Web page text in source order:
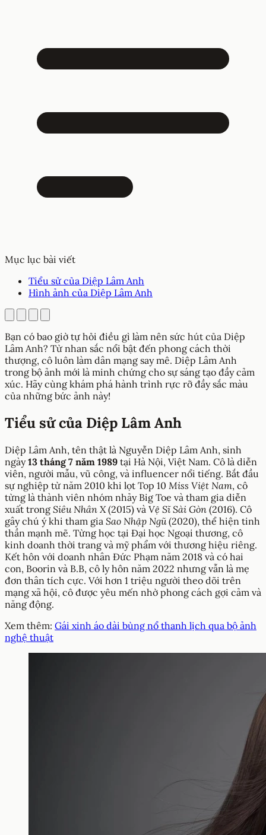
Mục lục bài viết
Tiểu sử của Diệp Lâm Anh
Hình ảnh của Diệp Lâm Anh
Bạn có bao giờ tự hỏi điều gì làm nên sức hút của Diệp
Lâm Anh? Từ nhan sắc nổi bật đến phong cách thời
thượng, cô luôn làm dân mạng say mê. Diệp Lâm Anh
trong bộ ảnh mới là minh chứng cho sự sáng tạo đầy cảm
xúc. Hãy cùng khám phá hành trình rực rỡ đầy sắc màu
của những bức ảnh này!
Tiểu sử của Diệp Lâm Anh
Diệp Lâm Anh, tên thật là Nguyễn Diệp Lâm Anh, sinh
ngày13 tháng 7 năm 1989 tại Hà Nội, Việt Nam. Cô là diễn
viên, người mẫu, vũ công, và influencer nổi tiếng. Bắt đầu
sự nghiệp từ năm 2010 khi lọt Top 10 Miss Việt Nam, cô
từng là thành viên nhóm nhảy Big Toe và tham gia diễn
xuất trong Siêu Nhân X(2015) và Vệ Sĩ Sài Gòn (2016). Cô
gây chú ý khi tham gia Sao Nhập Ngũ(2020), thể hiện tinh
thần mạnh mẽ. Từng học tại Đại học Ngoại thương, cô
kinh doanh thời trang và mỹ phẩm với thương hiệu riêng.
Kết hôn với doanh nhân Đức Phạm năm 2018 và có hai
con, Boorin và B.B, cô ly hôn năm 2022 nhưng vẫn là mẹ
đơn thân tích cực. Với hơn 1 triệu người theo dõi trên
mạng xã hội, cô được yêu mến nhờ phong cách gợi cảm và
năng động.
Xem thêm: Gái xinh áo dài bùng nổ thanh lịch qua bộ ảnh
nghệ thuật